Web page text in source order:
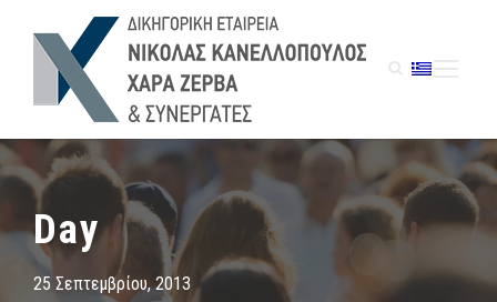
Day
25 Σεπτεμβρίου, 2013